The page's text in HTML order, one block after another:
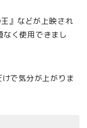
』などが上映され
く使用できまし
で気分が上がりま